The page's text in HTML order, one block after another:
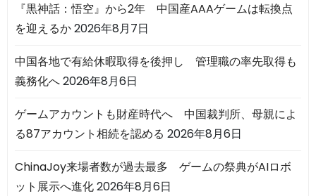
『黒神話：悟空』から2年 中国産AAAゲームは転換点
を迎えるか2026年8月7日
中国各地で有給休暇取得を後押し 管理職の率先取得も
義務化へ2026年8月6日
ゲームアカウントも財産時代へ 中国裁判所、母親によ
る87アカウント相続を認める 2026年8月6日
ChinaJoy来場者数が過去最多 ゲームの祭典がAIロボ
ット展示へ進化2026年8月6日